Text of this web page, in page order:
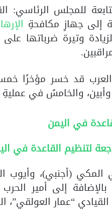
للمجلس الرئاسي:
إلى جهازِ مكافحةِ
وتيرة ضرباتها
قد خسر مؤخرًا
والخامسُ في
في اليمن
لتنظيم القاعدة في
(أجنبي)، وأيوب
إلى أمير
“عمار العولقي”،